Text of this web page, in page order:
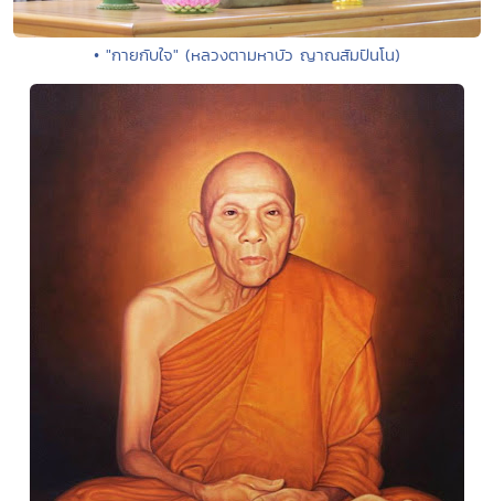
• "กายกับใจ" (หลวงตามหาบัว ญาณสัมปันโน)